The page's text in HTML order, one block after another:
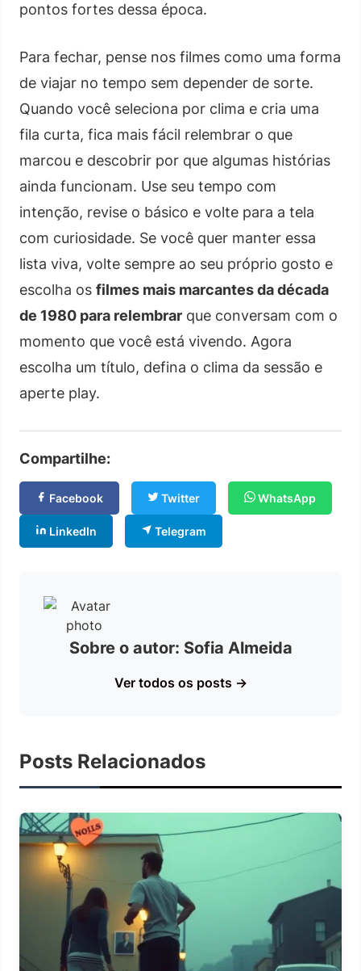
pontos fortes dessa época.
Para fechar, pense nos filmes como uma forma
de viajar no tempo sem depender de sorte.
Quando você seleciona por clima e cria uma
fila curta, fica mais fácil relembrar o que
marcou e descobrir por que algumas histórias
ainda funcionam. Use seu tempo com
intenção, revise o básico e volte para a tela
com curiosidade. Se você quer manter essa
lista viva, volte sempre ao seu próprio gosto e
escolha os filmes mais marcantes da década
de 1980 para relembrar que conversam com o
momento que você está vivendo. Agora
escolha um título, defina o clima da sessão e
aperte play.
Compartilhe:
Facebook Twitter WhatsApp
LinkedIn Telegram
Sobre o autor: Sofia Almeida
Ver todos os posts →
Posts Relacionados